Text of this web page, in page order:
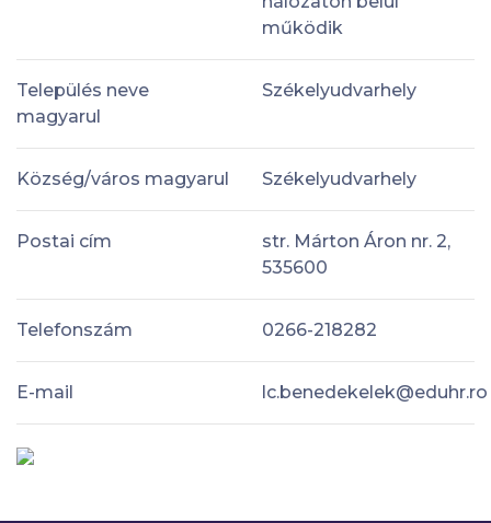
működik
Település neve
magyarul
Székelyudvarhely
Község/város magyarul Székelyudvarhely
Postai cím
str. Márton Áron nr. 2,
535600
Telefonszám 0266-218282
E-mail lc.benedekelek@eduhr.ro